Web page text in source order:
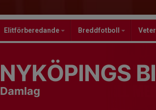
Elitförberedande Breddfotboll
NYKÖPINGS
Damlag